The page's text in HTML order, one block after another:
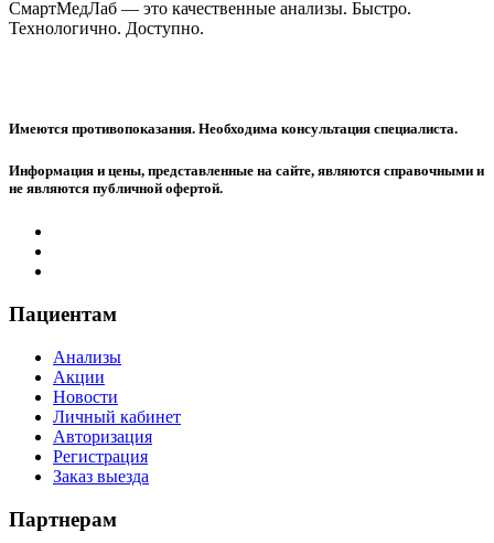
СмартМедЛаб — это качественные анализы. Быстро.
Технологично. Доступно.
Имеются противопоказания. Необходима консультация специалиста.
Информация и цены, представленные на сайте, являются справочными и
не являются публичной офертой.
Пациентам
Анализы
Акции
Новости
Личный кабинет
Авторизация
Регистрация
Заказ выезда
Партнерам